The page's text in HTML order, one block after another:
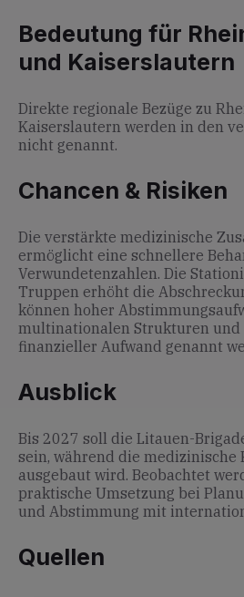
Bedeutung für
und Kaiserslautern
Direkte regionale Bezüge zu
Kaiserslautern werden in den
nicht genannt.
Chancen & Risiken
Die verstärkte medizinische
ermöglicht eine schnellere
Verwundetenzahlen. Die
Truppen erhöht die
können hoher
multinationalen Strukturen und
finanzieller Aufwand genannt
Ausblick
Bis 2027 soll die Litauen-
sein, während die medizinische
ausgebaut wird. Beobachtet
praktische Umsetzung bei
und Abstimmung mit
Quellen